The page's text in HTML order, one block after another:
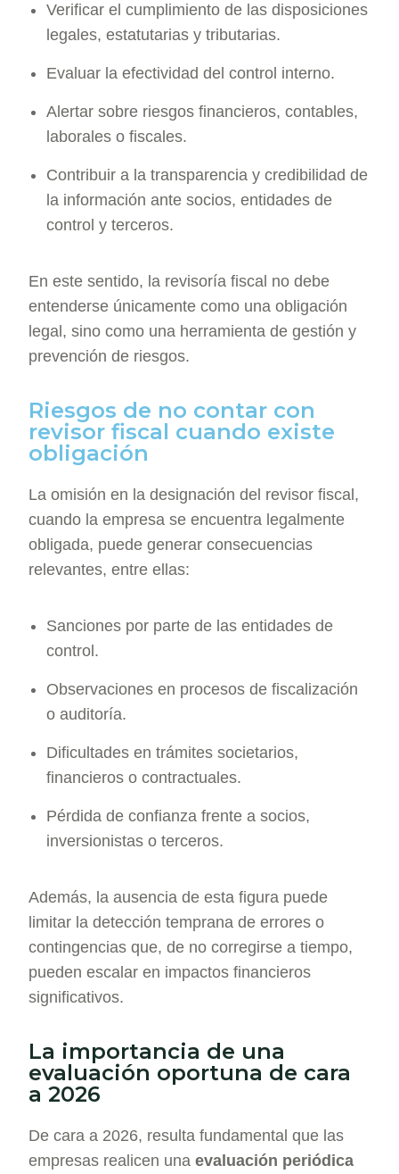
Verificar el cumplimiento de las disposiciones
legales, estatutarias y tributarias.
Evaluar la efectividad del control interno.
Alertar sobre riesgos financieros, contables,
laborales o fiscales.
Contribuir a la transparencia y credibilidad de
la información ante socios, entidades de
control y terceros.
En este sentido, la revisoría fiscal no debe
entenderse únicamente como una obligación
legal, sino como una herramienta de gestión y
prevención de riesgos.
Riesgos de no contar con
revisor fiscal cuando existe
obligación
La omisión en la designación del revisor fiscal,
cuando la empresa se encuentra legalmente
obligada, puede generar consecuencias
relevantes, entre ellas:
Sanciones por parte de las entidades de
control.
Observaciones en procesos de fiscalización
o auditoría.
Dificultades en trámites societarios,
financieros o contractuales.
Pérdida de confianza frente a socios,
inversionistas o terceros.
Además, la ausencia de esta figura puede
limitar la detección temprana de errores o
contingencias que, de no corregirse a tiempo,
pueden escalar en impactos financieros
significativos.
La importancia de una
evaluación oportuna de cara
a 2026​
De cara a 2026, resulta fundamental que las
empresas realicen unaevaluación periódica